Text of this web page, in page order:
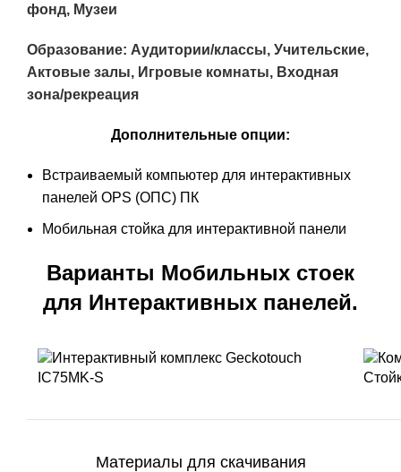
фонд, Музеи
Образование: Аудитории/классы, Учительские,
Актовые залы, Игровые комнаты, Входная
зона/рекреация
Дополнительные опции:
Встраиваемый компьютер для интерактивных
панелей OPS (ОПС) ПК
Мобильная стойка для интерактивной панели
Варианты Мобильных стоек
для Интерактивных панелей.
Материалы для скачивания